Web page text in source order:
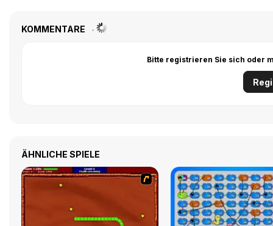
KOMMENTARE
Bitte registrieren Sie sich oder
ÄHNLICHE SPIELE